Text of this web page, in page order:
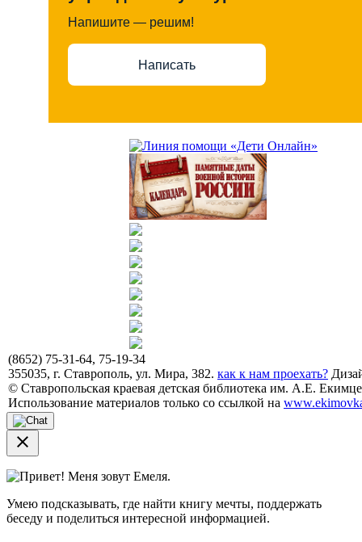
Напишите — решим!
Написать
(8652) 75-31-64, 75-19-34
355035, г. Ставрополь, ул. Мира, 382. как к нам проехать?
© Ставропольская краевая детская библиотека им. А.Е.
Использование материалов только со ссылкой на
close
Привет! Меня зовут Емеля.
Умею подсказывать, где найти книгу мечты, поддержать
беседу и поделиться интересной информацией.